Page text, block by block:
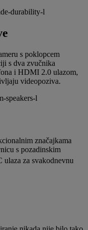
s poklopcem
s dva zvučnika
i HDMI 2.0 ulazom,
videopoziva.
značajkama
s pozadinskim
ulaza za svakodnevnu